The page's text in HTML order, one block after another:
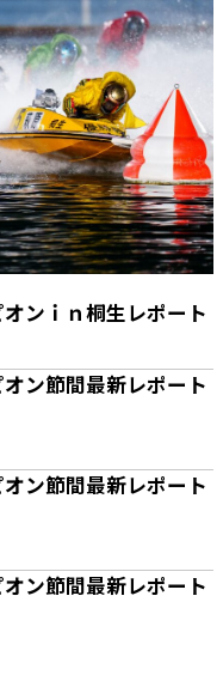
ンｉｎ桐生レポート
ン節間最新レポート
ン節間最新レポート
ン節間最新レポート